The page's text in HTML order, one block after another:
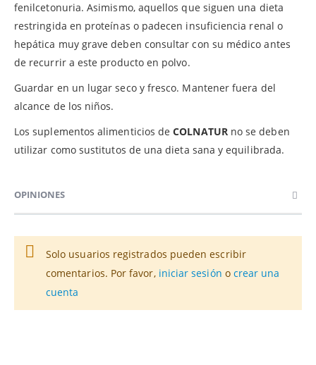
fenilcetonuria. Asimismo, aquellos que siguen una dieta
restringida en proteínas o padecen insuficiencia renal o
hepática muy grave deben consultar con su médico antes
de recurrir a este producto en polvo.
Guardar en un lugar seco y fresco. Mantener fuera del
alcance de los niños.
Los suplementos alimenticios deCOLNATURno se deben
utilizar como sustitutos de una dieta sana y equilibrada.
OPINIONES
Solo usuarios registrados pueden escribir
comentarios. Por favor, iniciar sesión o crear una
cuenta